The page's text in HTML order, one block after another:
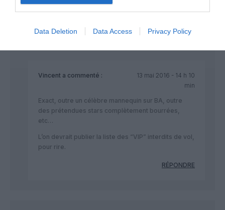
Data Deletion Data Access Privacy Policy
débarqués manu militari d’un vol AA pour avoir voulu fumer à
Vincent a commenté :
13 mai 2016 - 14 h 10
min
Exact, outre un célèbre mannequin sur BA, outre
des prétendues stars complètement bourrées,
etc…
L’on devrait publier la liste des “VIP” interdits de vol,
pour rire.
RÉPONDRE